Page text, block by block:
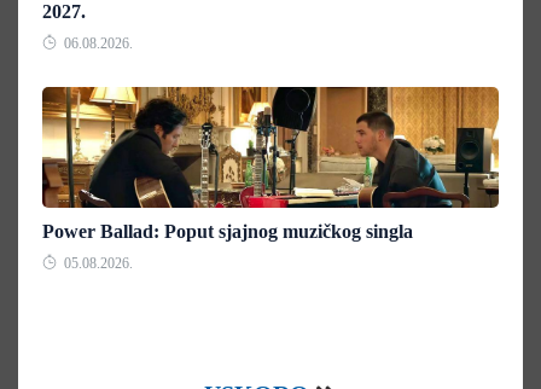
2027.
06.08.2026.
Power Ballad: Poput sjajnog muzičkog singla
05.08.2026.